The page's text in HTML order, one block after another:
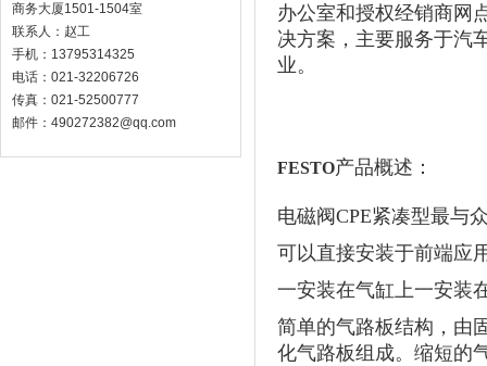
商务大厦1501-1504室
联系人：赵工
手机：13795314325
电话：021-32206726
传真：021-52500777
邮件：490272382@qq.com
办公室和授权经销商网
决方案，主要服务于汽
业。
FESTO产品概述：
电磁阀CPE紧凑型最与
可以直接安装于前端应
一安装在气缸上一安装
简单的气路板结构，由
化气路板组成。缩短的